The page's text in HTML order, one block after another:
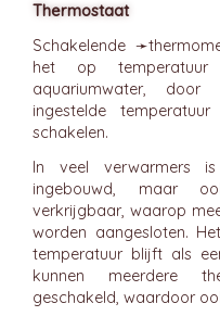
Thermostaat
Schakelende ➛
het op temperatuur
aquariumwater,
ingestelde
schakelen.
In veel verwarmers
ingebouwd, maar
verkrijgbaar, waarop
worden aangesloten.
temperatuur blijft als
kunnen meerdere
geschakeld, waardoor